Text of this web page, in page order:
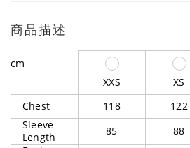
商品描述
cm
XXS
XS
Chest
118 122
Sleeve
Length
85 88